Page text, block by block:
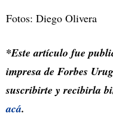
Fotos: Diego Olivera
*Este artículo fue
impresa de Forbes
suscribirte y recibirla
acá.